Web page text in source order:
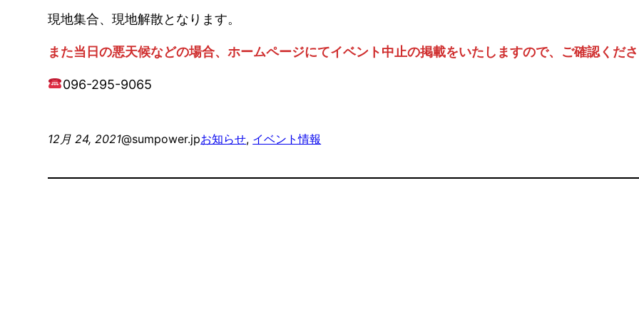
現地集合、現地解散となります。
また当日の悪天候などの場合、ホームページにてイベント中止の掲載をいたしますので、ご確認くだ
096-295-9065
12月 24, 2021@sumpower.jpお知らせ, イベント情報